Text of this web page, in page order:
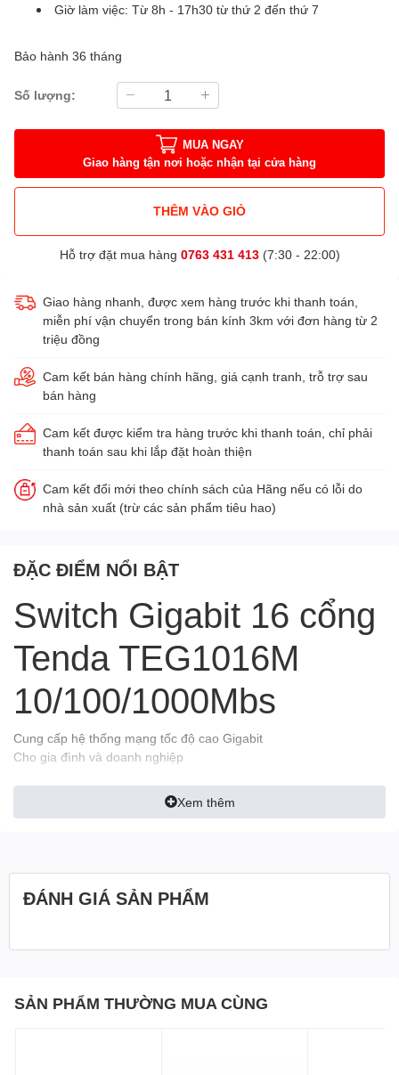
Giờ làm việc: Từ 8h - 17h30 từ thứ 2 đến thứ 7
Bảo hành 36 tháng
Số lượng:
MUA NGAY
Giao hàng tận nơi hoặc nhận tại cửa hàng
THÊM VÀO GIỎ
Hỗ trợ đặt mua hàng 0763 431 413(7:30 - 22:00)
Giao hàng nhanh, được xem hàng trước khi thanh toán,
miễn phí vận chuyển trong bán kính 3km với đơn hàng từ 2
triệu đồng
Cam kết bán hàng chính hãng, giá cạnh tranh, trỗ trợ sau
bán hàng
Cam kết được kiểm tra hàng trước khi thanh toán, chỉ phải
thanh toán sau khi lắp đặt hoàn thiện
Cam kết đổi mới theo chính sách của Hãng nếu có lỗi do
nhà sản xuất (trừ các sản phẩm tiêu hao)
ĐẶC ĐIỂM NỔI BẬT
Switch Gigabit 16 cổng
Tenda TEG1016M
10/100/1000Mbs
Cung cấp hệ thống mạng tốc độ cao Gigabit
Cho gia đình và doanh nghiệp
Switch Gigabit 16 cổng
cổng Gigabit
VLAN
Xem thêm
ĐÁNH GIÁ SẢN PHẨM
SẢN PHẨM THƯỜNG MUA CÙNG